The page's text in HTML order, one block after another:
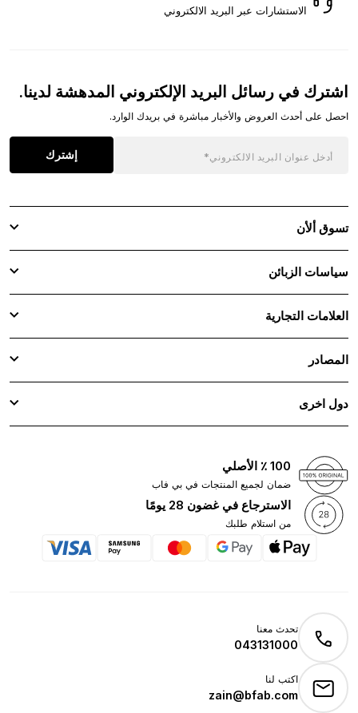
الاستشارات عبر البريد الالكتروني
اشترك في رسائل البريد الإلكتروني المدهشة لدينا.
احصل على أحدث العروض والأخبار مباشرة في بريدك الوارد.
إشترك
تسوق ألأن
سياسات الزبائن
العلامات التجارية
المصادر
دول اخرى
100 ٪ الأصلي
ضمان لجميع المنتجات في بي فاب
الاسترجاع في غضون 28 يومًا
من استلام طلبك
تحدث معنا
043131000
اكتب لنا
zain@bfab.com